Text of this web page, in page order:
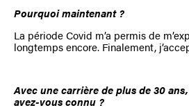
Pourquoi maintenant ?
La période Covid m’a permis de
longtemps encore. Finalement,
Avec une carrière de plus de 30
avez-vous connu ?